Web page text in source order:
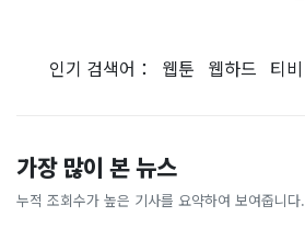
인기 검색어： 웹툰 웹하드 티비
가장 많이 본 뉴스
누적 조회수가 높은 기사를 요약하여 보여줍니다.